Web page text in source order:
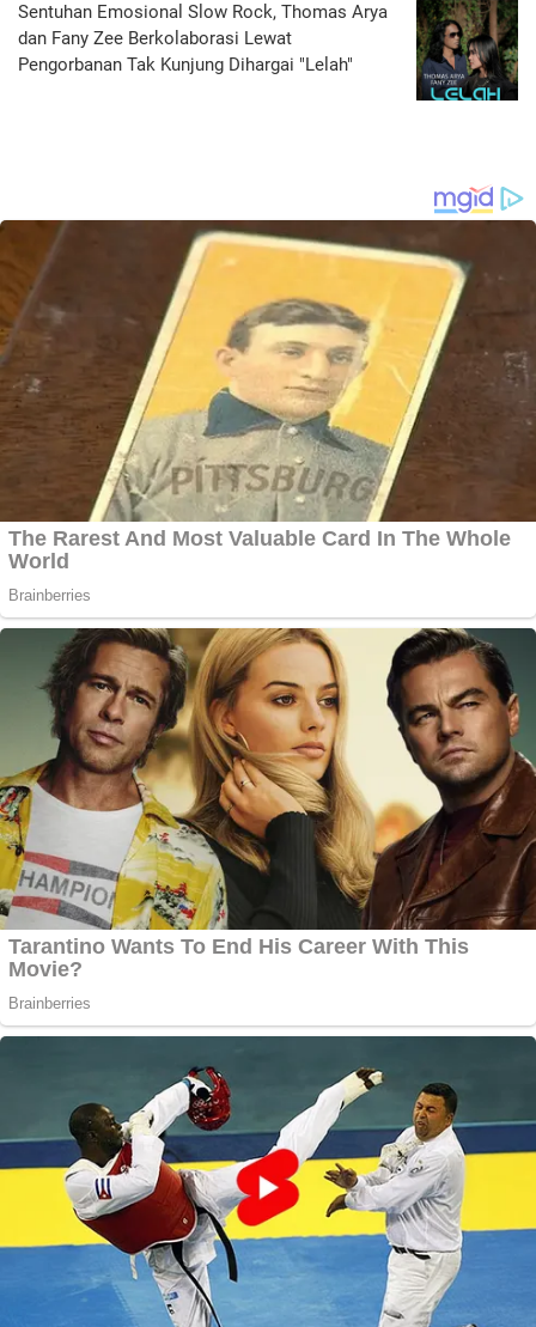
Sentuhan Emosional Slow Rock, Thomas Arya
dan Fany Zee Berkolaborasi Lewat
Pengorbanan Tak Kunjung Dihargai "Lelah"